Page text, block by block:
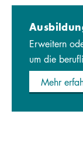
Erweitern
um die
Mehr